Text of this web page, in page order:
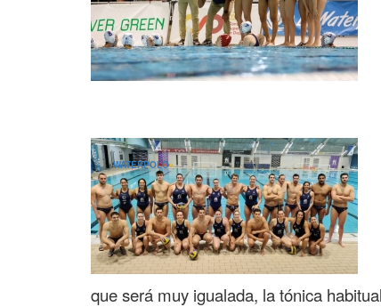
WATERPOLO
que será muy igualada, la tónica